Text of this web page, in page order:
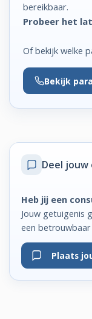
bereikbaar.
Probeer het
Of bekijk welke
Bekijk
Deel
Heb jij een
Jouw getuigenis
een
Plaats